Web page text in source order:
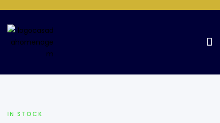
Home Page
IN STOCK